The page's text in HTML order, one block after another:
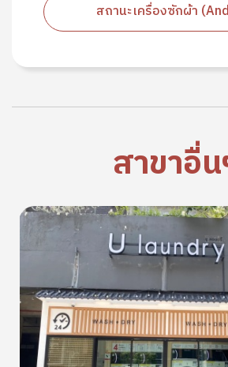
สถานะเครื่องซักผ้า
สาขาอื่